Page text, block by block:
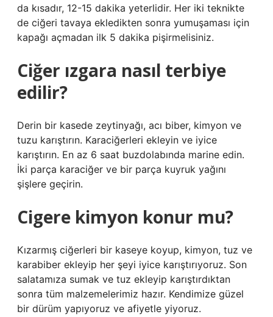
da kısadır, 12-15 dakika yeterlidir. Her iki teknikte
de ciğeri tavaya ekledikten sonra yumuşaması için
kapağı açmadan ilk 5 dakika pişirmelisiniz.
Ciğer ızgara nasıl terbiye
edilir?
Derin bir kasede zeytinyağı, acı biber, kimyon ve
tuzu karıştırın. Karaciğerleri ekleyin ve iyice
karıştırın. En az 6 saat buzdolabında marine edin.
İki parça karaciğer ve bir parça kuyruk yağını
şişlere geçirin.
Cigere kimyon konur mu?
Kızarmış ciğerleri bir kaseye koyup, kimyon, tuz ve
karabiber ekleyip her şeyi iyice karıştırıyoruz. Son
salatamıza sumak ve tuz ekleyip karıştırdıktan
sonra tüm malzemelerimiz hazır. Kendimize güzel
bir dürüm yapıyoruz ve afiyetle yiyoruz.